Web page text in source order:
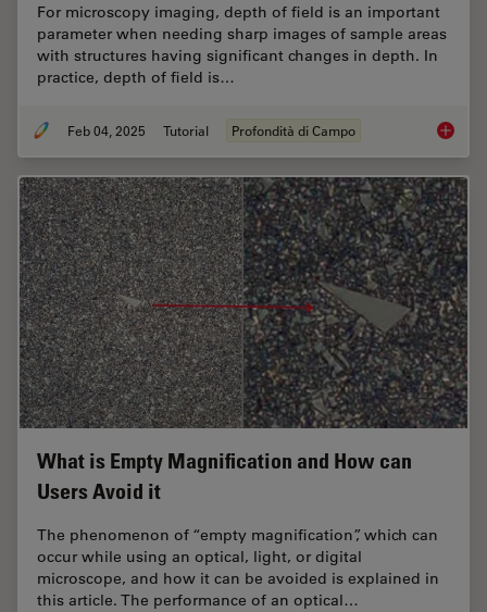
For microscopy imaging, depth of field is an important
parameter when needing sharp images of sample areas
with structures having significant changes in depth. In
practice, depth of field is…
Feb 04, 2025 Tutorial Profondità di Campo Depth
What is Empty Magnification and How can
Users Avoid it
The phenomenon of “empty magnification”, which can
occur while using an optical, light, or digital
microscope, and how it can be avoided is explained in
this article. The performance of an optical…